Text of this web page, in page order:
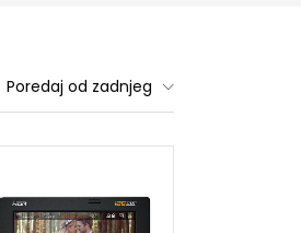
Poredaj od zadnjeg